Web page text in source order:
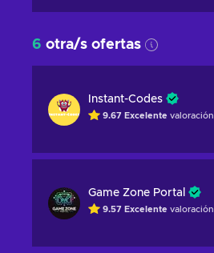
6 otra/s ofertas
Instant-Codes
9.67 Excelente valoración
Game Zone Portal
9.57 Excelente valoración